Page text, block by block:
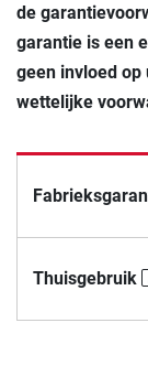
de
garantie is een
geen invloed op
wettelijke
Thuisgebruik